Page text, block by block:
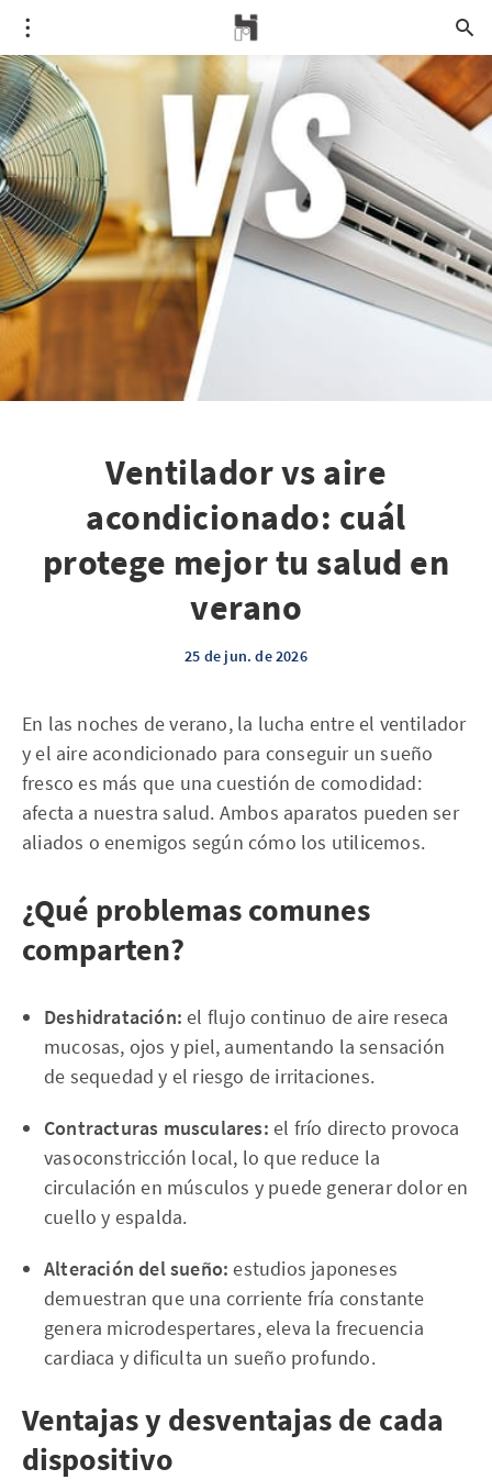
Ventilador vs aire
acondicionado: cuál
protege mejor tu salud en
verano
25 de jun. de 2026
En las noches de verano, la lucha entre el ventilador
y el aire acondicionado para conseguir un sueño
fresco es más que una cuestión de comodidad:
afecta a nuestra salud. Ambos aparatos pueden ser
aliados o enemigos según cómo los utilicemos.
¿Qué problemas comunes
comparten?
Deshidratación: el flujo continuo de aire reseca
mucosas, ojos y piel, aumentando la sensación
de sequedad y el riesgo de irritaciones.
Contracturas musculares: el frío directo provoca
vasoconstricción local, lo que reduce la
circulación en músculos y puede generar dolor en
cuello y espalda.
Alteración del sueño: estudios japoneses
demuestran que una corriente fría constante
genera microdespertares, eleva la frecuencia
cardiaca y dificulta un sueño profundo.
Ventajas y desventajas de cada
dispositivo